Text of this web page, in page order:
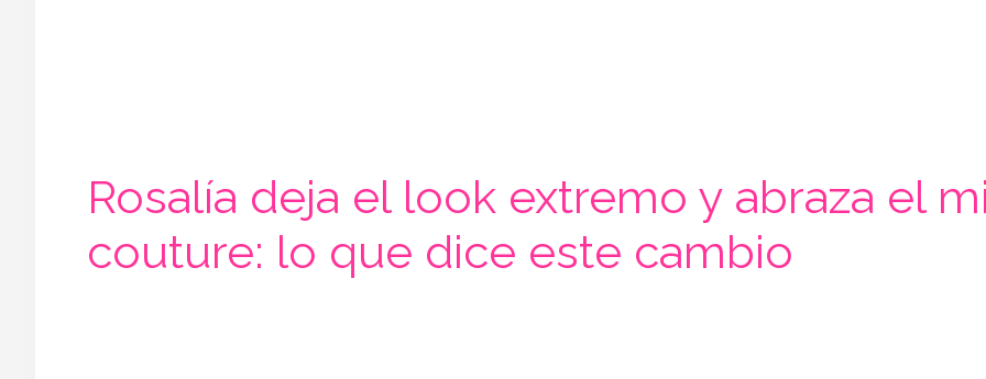
Rosalía deja el look extremo y abraza el
couture: lo que dice este cambio